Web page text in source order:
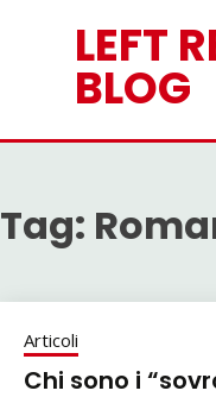
LEFT
BLOG
Tag:
Articoli
Chi sono i